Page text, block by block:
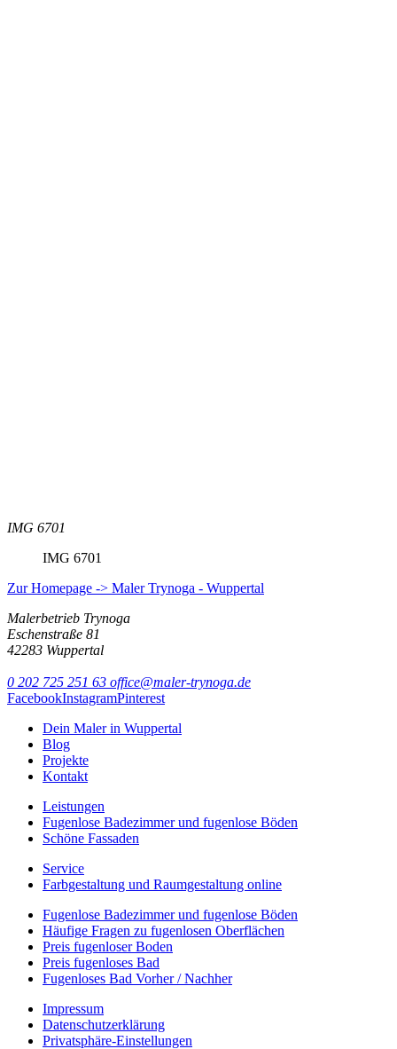
IMG 6701
IMG 6701
Zur Homepage -> Maler Trynoga - Wuppertal
Malerbetrieb Trynoga
Eschenstraße 81
42283 Wuppertal
0 202 725 251 63 office@maler-trynoga.de
FacebookInstagramPinterest
Dein Maler in Wuppertal
Blog
Projekte
Kontakt
Leistungen
Fugenlose Badezimmer und fugenlose Böden
Schöne Fassaden
Service
Farbgestaltung und Raumgestaltung online
Fugenlose Badezimmer und fugenlose Böden
Häufige Fragen zu fugenlosen Oberflächen
Preis fugenloser Boden
Preis fugenloses Bad
Fugenloses Bad Vorher / Nachher
Impressum
Datenschutzerklärung
Privatsphäre-Einstellungen